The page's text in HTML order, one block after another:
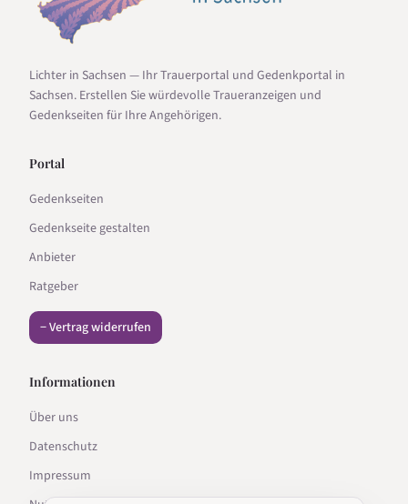
Lichter in Sachsen — Ihr Trauerportal und Gedenkportal in
Sachsen. Erstellen Sie würdevolle Traueranzeigen und
Gedenkseiten für Ihre Angehörigen.
Portal
Gedenkseiten
Gedenkseite gestalten
Anbieter
Ratgeber
− Vertrag widerrufen
Informationen
Über uns
Datenschutz
Impressum